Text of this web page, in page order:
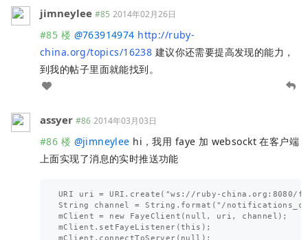
jimneylee #85 2014年02月26日
#85 楼 @763914974 http://ruby-
china.org/topics/16238 建议你还需要提高发现的能力，
到我的帖子里面就能找到。
assyer #86 2014年03月03日
#86 楼 @jimneylee hi，我用 faye 加 websockt 在客户端
上面实现了消息的实时推送功能
URI uri = URI.create("ws://ruby-china.org:8080/
String channel = String.format("/
mClient = new FayeClient(null, uri, channel);
mClient.setFayeListener(this);